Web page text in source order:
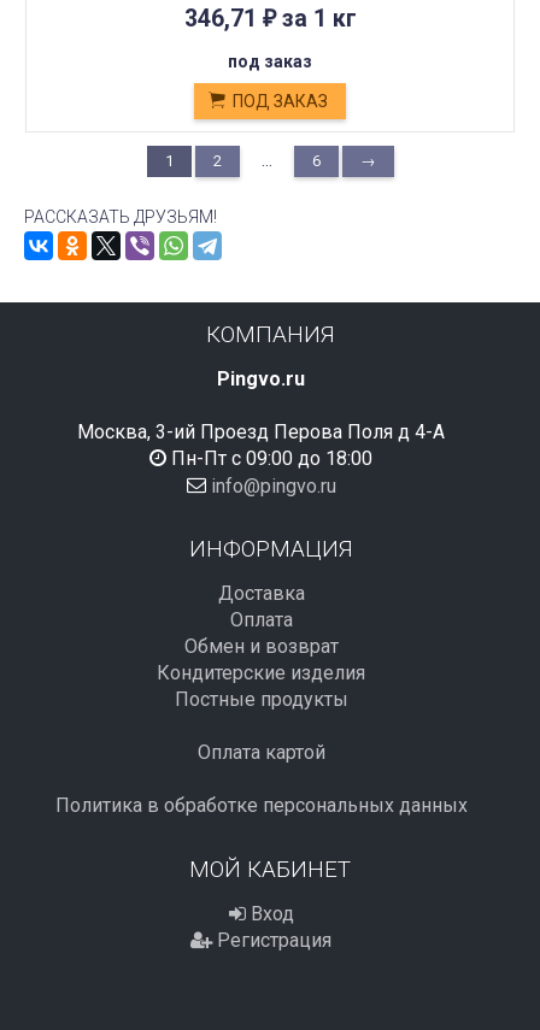
346,71 ₽за 1 кг
под заказ
ПОД ЗАКАЗ
1 2 6 →
РАССКАЗАТЬ ДРУЗЬЯМ!
КОМПАНИЯ
Pingvo.ru
Москва, 3-ий Проезд Перова Поля д 4-А
Пн-Пт с 09:00 до 18:00
info@pingvo.ru
ИНФОРМАЦИЯ
Доставка
Оплата
Обмен и возврат
Кондитерские изделия
Постные продукты
Оплата картой
Политика в обработке персональных данных
МОЙ КАБИНЕТ
Вход
Регистрация